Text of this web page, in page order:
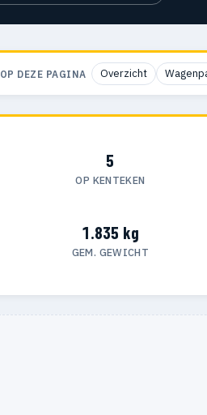
OP DEZE PAGINA Overzicht
5
OP KENTEKEN
1.835 kg
GEM. GEWICHT